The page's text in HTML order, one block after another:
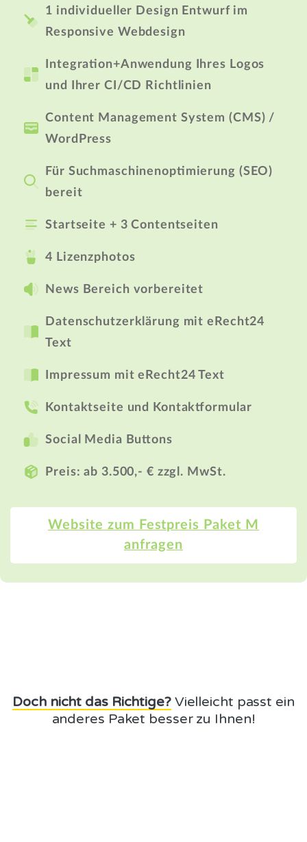
1 individueller Design Entwurf im
Responsive Webdesign
Integration+Anwendung Ihres Logos
und Ihrer CI/CD Richtlinien
Content Management System (CMS) /
WordPress
Für Suchmaschinenoptimierung (SEO)
bereit
Startseite + 3 Contentseiten
4 Lizenzphotos
News Bereich vorbereitet
Datenschutzerklärung mit eRecht24
Text
Impressum mit eRecht24 Text
Kontaktseite und Kontaktformular
Social Media Buttons
Preis: ab 3.500,- € zzgl. MwSt.
Website zum Festpreis Paket M
anfragen
Doch nicht das Richtige?Vielleicht passt ein
anderes Paket besser zu Ihnen!